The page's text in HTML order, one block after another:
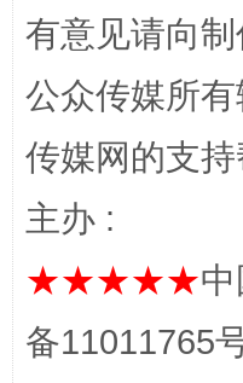
完善运行机制助力
有意见请向
公众传媒所
传媒网的支
主办 :
★★★★★
备11011765